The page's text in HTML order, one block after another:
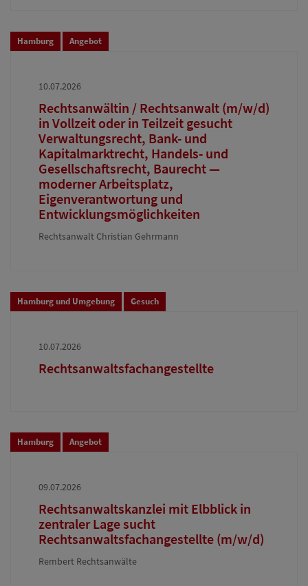
Hamburg Angebot
10.07.2026
Rechtsanwältin / Rechtsanwalt (m/w/d)
in Vollzeit oder in Teilzeit gesucht
Verwaltungsrecht, Bank- und
Kapitalmarktrecht, Handels- und
Gesellschaftsrecht, Baurecht —
moderner Arbeitsplatz,
Eigenverantwortung und
Entwicklungsmöglichkeiten
Rechtsanwalt Christian Gehrmann
Hamburg und Umgebung Gesuch
10.07.2026
Rechtsanwaltsfachangestellte
Hamburg Angebot
09.07.2026
Rechtsanwaltskanzlei mit Elbblick in
zentraler Lage sucht
Rechtsanwaltsfachangestellte (m/w/d)
Rembert Rechtsanwälte